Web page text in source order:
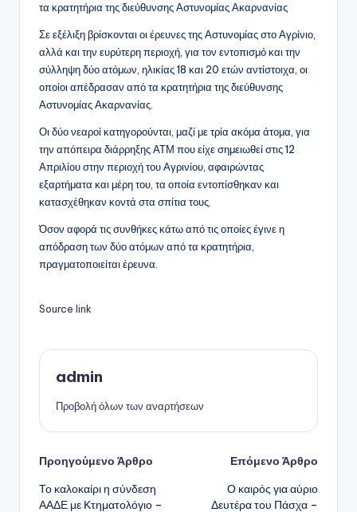
τα κρατητήρια της διεύθυνσης Αστυνομίας Ακαρνανίας
Σε εξέλιξη βρίσκονται οι έρευνες της Αστυνομίας στο Αγρίνιο,
αλλά και την ευρύτερη περιοχή, για τον εντοπισμό και την
σύλληψη δύο ατόμων, ηλικίας 18 και 20 ετών αντίστοιχα, οι
οποίοι απέδρασαν από τα κρατητήρια της διεύθυνσης
Αστυνομίας Ακαρνανίας.
Οι δύο νεαροί κατηγορούνται, μαζί με τρία ακόμα άτομα, για
την απόπειρα διάρρηξης ΑΤΜ που είχε σημειωθεί στις 12
Απριλίου στην περιοχή του Αγρινίου, αφαιρώντας
εξαρτήματα και μέρη του, τα οποία εντοπίσθηκαν και
κατασχέθηκαν κοντά στα σπίτια τους.
Όσον αφορά τις συνθήκες κάτω από τις οποίες έγινε η
απόδραση των δύο ατόμων από τα κρατητήρια,
πραγματοποιείται έρευνα.
Source link
admin
Προβολή όλων των αναρτήσεων
Πλοήγηση
δημοσιεύσεων
Προηγούμενο Άρθρο
Το καλοκαίρι η σύνδεση
ΑΑΔΕ με Κτηματολόγιο –
Επόμενο Άρθρο
Ο καιρός για αύριο
Δευτέρα του Πάσχα –